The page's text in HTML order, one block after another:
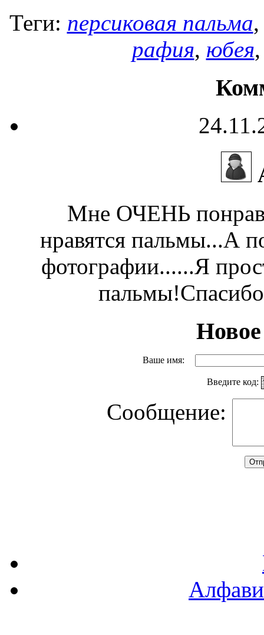
Теги: персиковая пальма
рафия, юбея
Мне ОЧЕНЬ
нравятся пальмы...А
фотографии......Я
Ваше имя:
Введите код:
Сообщение: